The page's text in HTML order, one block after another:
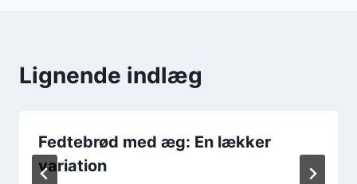
Lignende indlæg
Fedtebrød med æg: En lækker
variation